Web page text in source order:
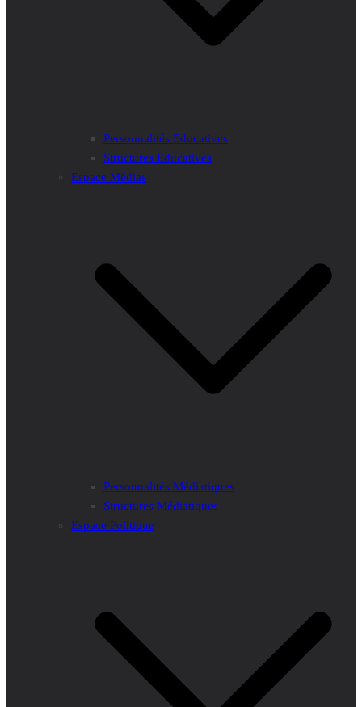
Personnalités Educatives
Structures Educatives
Espace Médias
Personnalités Médiatiques
Structures Médiatiques
Espace Politique